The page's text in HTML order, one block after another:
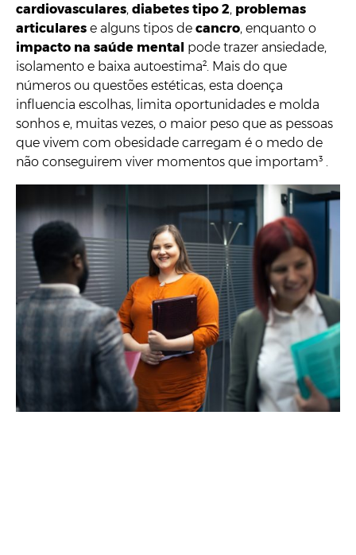
cardiovasculares, diabetes tipo 2, problemas
articulares e alguns tipos de cancro, enquanto o
impacto na saúde mental pode trazer ansiedade,
isolamento e baixa autoestima². Mais do que
números ou questões estéticas, esta doença
influencia escolhas, limita oportunidades e molda
sonhos e, muitas vezes, o maior peso que as pessoas
que vivem com obesidade carregam é o medo de
não conseguirem viver momentos que importam³ .